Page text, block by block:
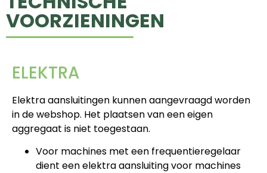
VOORZIENINGEN
ELEKTRA
Elektra aansluitingen kunnen aangevraagd worden
in de webshop. Het plaatsen van een eigen
aggregaat is niet toegestaan.
Voor machines met een frequentieregelaar
dient een elektra aansluiting voor machines